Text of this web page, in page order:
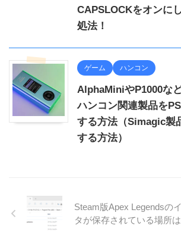
CAPSLOCKをオンに
処法！
ゲーム ハンコン
AlphaMiniやP1000な
ハンコン関連製品を
する方法（Simagic製
する方法）
Steam版Apex Legendsの
タが保存されている場所